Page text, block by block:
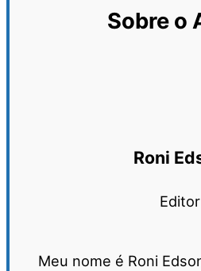
Sobre o
Roni
Editor
Meu nome é Roni